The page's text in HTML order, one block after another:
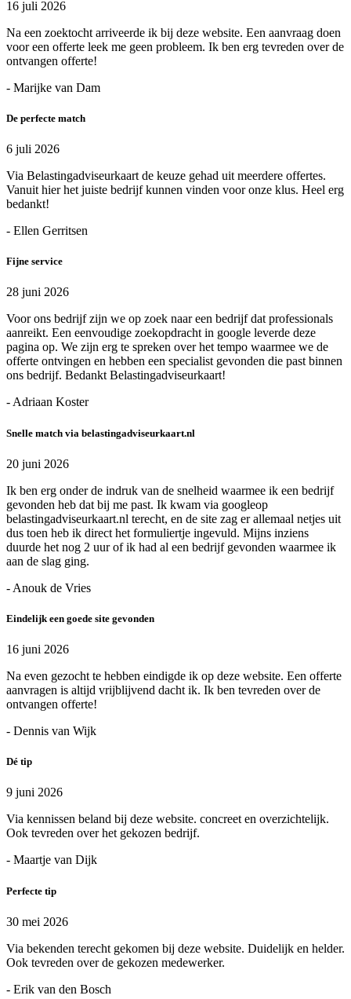
16 juli 2026
Na een zoektocht arriveerde ik bij deze website. Een aanvraag doen
voor een offerte leek me geen probleem. Ik ben erg tevreden over de
ontvangen offerte!
- Marijke van Dam
De perfecte match
6 juli 2026
Via Belastingadviseurkaart de keuze gehad uit meerdere offertes.
Vanuit hier het juiste bedrijf kunnen vinden voor onze klus. Heel erg
bedankt!
- Ellen Gerritsen
Fijne service
28 juni 2026
Voor ons bedrijf zijn we op zoek naar een bedrijf dat professionals
aanreikt. Een eenvoudige zoekopdracht in google leverde deze
pagina op. We zijn erg te spreken over het tempo waarmee we de
offerte ontvingen en hebben een specialist gevonden die past binnen
ons bedrijf. Bedankt Belastingadviseurkaart!
- Adriaan Koster
Snelle match via belastingadviseurkaart.nl
20 juni 2026
Ik ben erg onder de indruk van de snelheid waarmee ik een bedrijf
gevonden heb dat bij me past. Ik kwam via googleop
belastingadviseurkaart.nl terecht, en de site zag er allemaal netjes uit
dus toen heb ik direct het formuliertje ingevuld. Mijns inziens
duurde het nog 2 uur of ik had al een bedrijf gevonden waarmee ik
aan de slag ging.
- Anouk de Vries
Eindelijk een goede site gevonden
16 juni 2026
Na even gezocht te hebben eindigde ik op deze website. Een offerte
aanvragen is altijd vrijblijvend dacht ik. Ik ben tevreden over de
ontvangen offerte!
- Dennis van Wijk
Dé tip
9 juni 2026
Via kennissen beland bij deze website. concreet en overzichtelijk.
Ook tevreden over het gekozen bedrijf.
- Maartje van Dijk
Perfecte tip
30 mei 2026
Via bekenden terecht gekomen bij deze website. Duidelijk en helder.
Ook tevreden over de gekozen medewerker.
- Erik van den Bosch